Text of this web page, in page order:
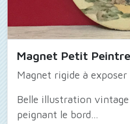
Magnet Petit
Magnet rigide à
Belle illustration
peignant le bord...